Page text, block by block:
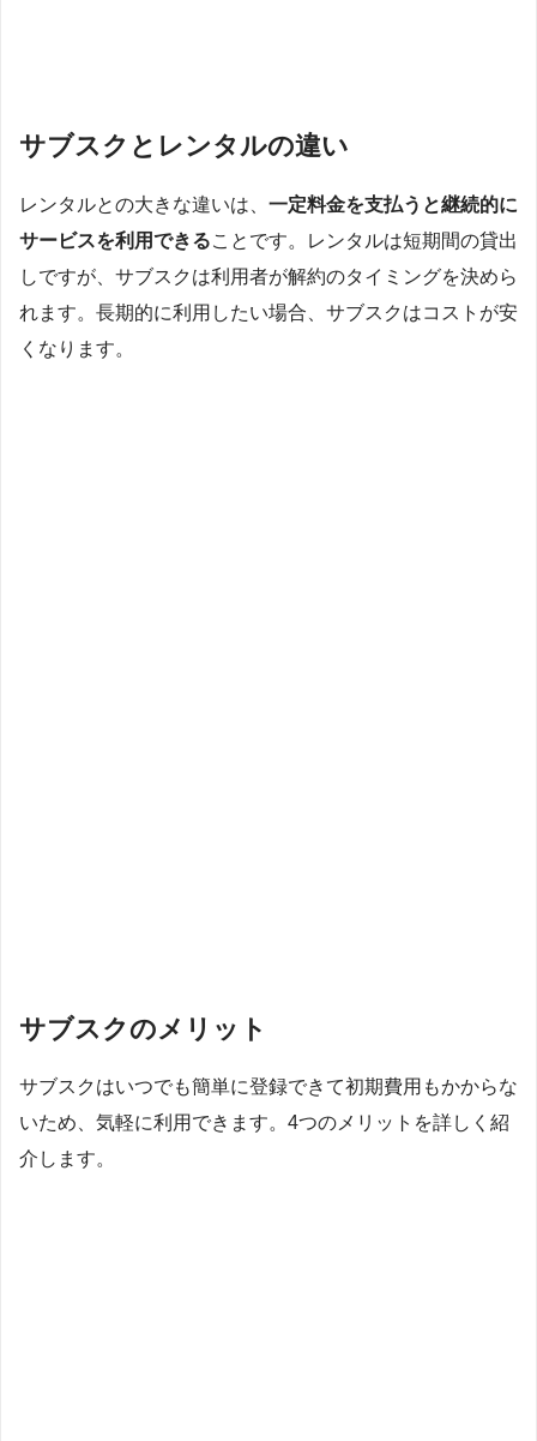
サブスクとレンタルの違い
レンタルとの大きな違いは、 一定料金を支払うと継続的に
サービスを利用できる ことです。レンタルは短期間の貸出
しですが、サブスクは利用者が解約のタイミングを決めら
れます。長期的に利用したい場合、サブスクはコストが安
くなります。
サブスクのメリット
サブスクはいつでも簡単に登録できて初期費用もかからな
いため、気軽に利用できます。4つのメリットを詳しく紹
介します。